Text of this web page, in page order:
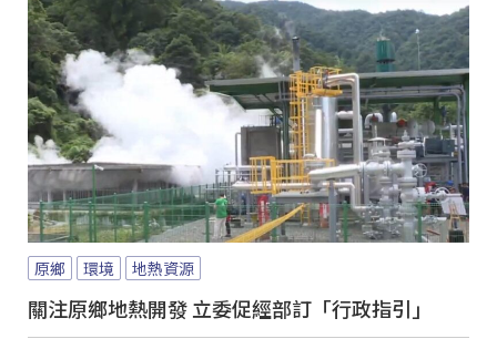
原鄉 環境 地熱資源
關注原鄉地熱開發 立委促經部訂「行政指引」